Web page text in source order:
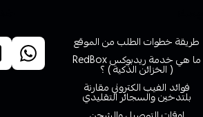
طريقة خطوات الطلب من الموقع
ما هي خدمة ريدبوكس RedBox
( الخزائن الذكية ) ؟
فوائد الفيب الكتروني مقارنة
بلتدخين والسجائر التقليدي